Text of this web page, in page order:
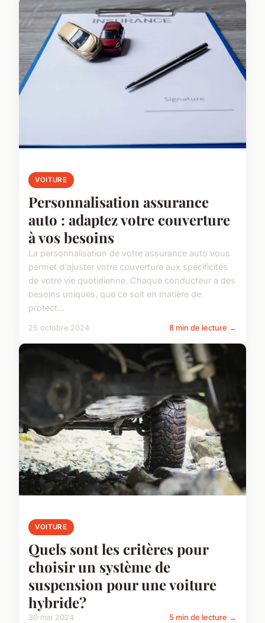
VOITURE
Personnalisation assurance
auto : adaptez votre couverture
à vos besoins
La personnalisation de votre assurance auto vous
permet d'ajuster votre couverture aux spécificités
de votre vie quotidienne. Chaque conducteur a des
besoins uniques, que ce soit en matière de
protect...
25 octobre 2024 8 min de lecture →
VOITURE
Quels sont les critères pour
choisir un système de
suspension pour une voiture
hybride?
30 mai 2024 5 min de lecture →